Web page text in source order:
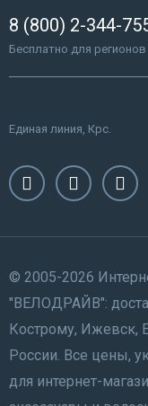
8 (800) 2-344-
Бесплатно для регионов
Единая линия, Крс.
© 2005-2026
"ВЕЛОДРАЙВ":
Кострому, Ижевск,
России. Все цены,
для интернет-